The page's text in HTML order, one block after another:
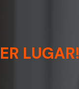
LUGAR!